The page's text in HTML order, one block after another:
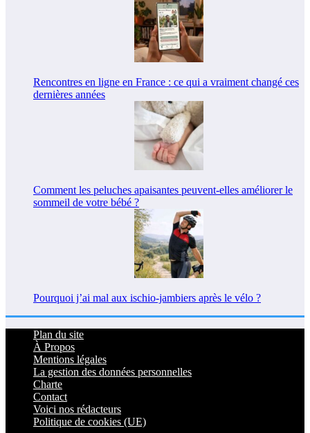
Rencontres en ligne en France : ce qui a vraiment changé ces
dernières années
Comment les peluches apaisantes peuvent-elles améliorer le
sommeil de votre bébé ?
Pourquoi j’ai mal aux ischio-jambiers après le vélo ?
Plan du site
À Propos
Mentions légales
La gestion des données personnelles
Charte
Contact
Voici nos rédacteurs
Politique de cookies (UE)